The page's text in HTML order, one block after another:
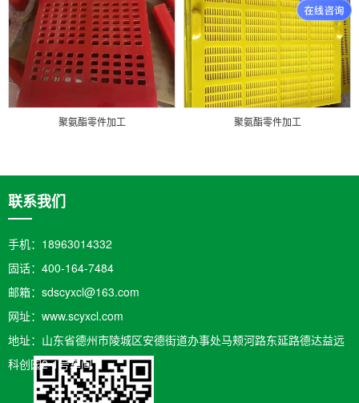
聚氨酯零件加工 聚氨酯零件加工
联系我们
手机：18963014332
固话：400-164-7484
邮箱：sdscyxcl@163.com
网址：www.scyxcl.com
地址：山东省德州市陵城区安德街道办事处马颊河路东延路德达益远
科创园2-1号车间